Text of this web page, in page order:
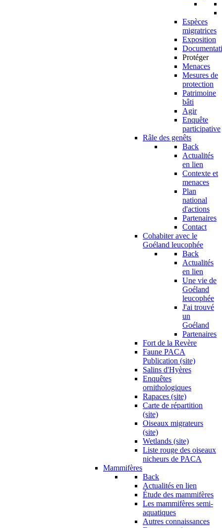
Espèces
migratrices
Exposition
Protéger
Menaces
Mesures de
protection
Patrimoine
bâti
Agir
Enquête
participative
Râle des genêts
Back
Actualités
en lien
Contexte et
menaces
Plan
national
d'actions
Partenaires
Contact
Cohabiter avec le
Goéland leucophée
Back
Actualités
en lien
Une vie de
Goéland
leucophée
J'ai trouvé
un
Goéland
Partenaires
Fort de la Revère
Faune PACA
Publication (site)
Salins d'Hyères
Enquêtes
ornithologiques
Rapaces (site)
Carte de répartition
(site)
Oiseaux migrateurs
(site)
Wetlands (site)
Liste rouge des oiseaux
nicheurs de PACA
Mammifères
Back
Actualités en lien
Étude des mammifères
Les mammifères semi-
aquatiques
Autres connaissances